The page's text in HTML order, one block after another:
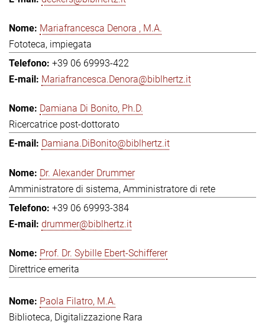
Mariafrancesca Denora , M.A.
Fototeca, impiegata
+39 06 69993-422
Mariafrancesca.Denora@biblhertz.it
Damiana Di Bonito, Ph.D.
Ricercatrice post-dottorato
Damiana.DiBonito@biblhertz.it
Dr. Alexander Drummer
Amministratore di sistema, Amministratore di rete
+39 06 69993-384
drummer@biblhertz.it
Prof. Dr. Sybille Ebert-Schifferer
Direttrice emerita
Paola Filatro, M.A.
Biblioteca, Digitalizzazione Rara